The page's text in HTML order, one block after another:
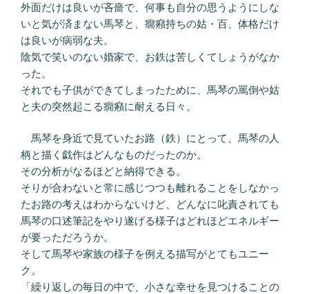
外面だけは良いが吝嗇で、何事も自分の思うようにしな
いと気が済まない馬琴と、癇癪持ちの姑・百、体格だけ
は良いが病弱な夫。
陰気で笑いのない婚家で、お鉄は苦しくてしょうがなか
った。
それでも子供ができてしまったために、馬琴の罵倒や姑
と夫の突然起こる癇癪に耐える日々。
馬琴を身近で見ていたお路（鉄）にとって、馬琴の人
柄と描く戯作はどんなものだったのか。
その分析がなるほどと納得できる。
そりが合わないと常に感じつつも離れることをしなかっ
たお路の考えはわからないけど、どんなに叱責されても
馬琴の口述筆記をやり遂げる様子はどれほどエネルギー
が要っただろうか。
そして馬琴や家族の様子を例える描写がとてもユニー
ク。
「繰り返しの毎日の中で、小さな幸せを見つけることの